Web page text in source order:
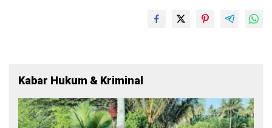
Kabar Hukum & Kriminal